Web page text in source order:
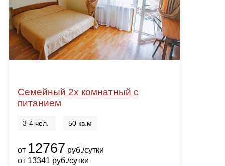
Семейный 2х комнатный с
питанием
3-4 чел. 50 кв.м
от 12767 руб./сутки
от13341руб./сутки